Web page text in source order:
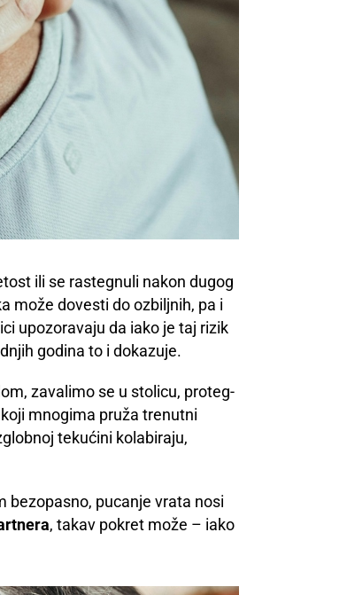
ili se rastegnuli nakon dugog
može dovesti do ozbiljnih, pa i
upozoravaju da iako je taj rizik
godina to i dokazuje.
zavalimo se u stolicu, proteg­
mnogima pruža trenutni
tekućini kolabiraju,
bezopasno, pucanje vrata nosi
, takav pokret može – iako